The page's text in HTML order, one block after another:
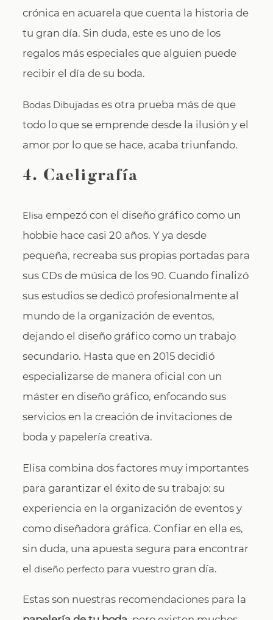
crónica en acuarela que cuenta la historia de
tu gran día. Sin duda, este es uno de los
regalos más especiales que alguien puede
recibir el día de su boda.
Bodas Dibujadas es otra prueba más de que
todo lo que se emprende desde la ilusión y el
amor por lo que se hace, acaba triunfando.
4. Caeligrafía
Elisaempezó con el diseño gráfico como un
hobbie hace casi 20 años. Y ya desde
pequeña, recreaba sus propias portadas para
sus CDs de música de los 90. Cuando finalizó
sus estudios se dedicó profesionalmente al
mundo de la organización de eventos,
dejando el diseño gráfico como un trabajo
secundario. Hasta que en 2015 decidió
especializarse de manera oficial con un
máster en diseño gráfico, enfocando sus
servicios en la creación de invitaciones de
boda y papelería creativa.
Elisa combina dos factores muy importantes
para garantizar el éxito de su trabajo: su
experiencia en la organización de eventos y
como diseñadora gráfica. Confiar en ella es,
sin duda, una apuesta segura para encontrar
eldiseño perfecto para vuestro gran día.
Estas son nuestras recomendaciones para la